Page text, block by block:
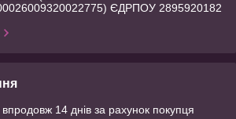
ЄДРПОУ 2895920182
14 днів за рахунок покупця